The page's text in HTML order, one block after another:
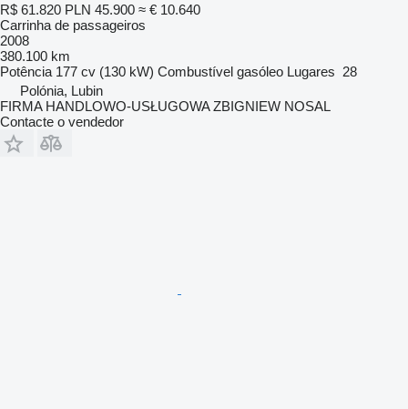
R$ 61.820 PLN 45.900 ≈ € 10.640
Carrinha de passageiros
2008
380.100 km
Potência 177 cv (130 kW) Combustível gasóleo Lugares 28
Polónia, Lubin
FIRMA HANDLOWO-USŁUGOWA ZBIGNIEW NOSAL
Contacte o vendedor